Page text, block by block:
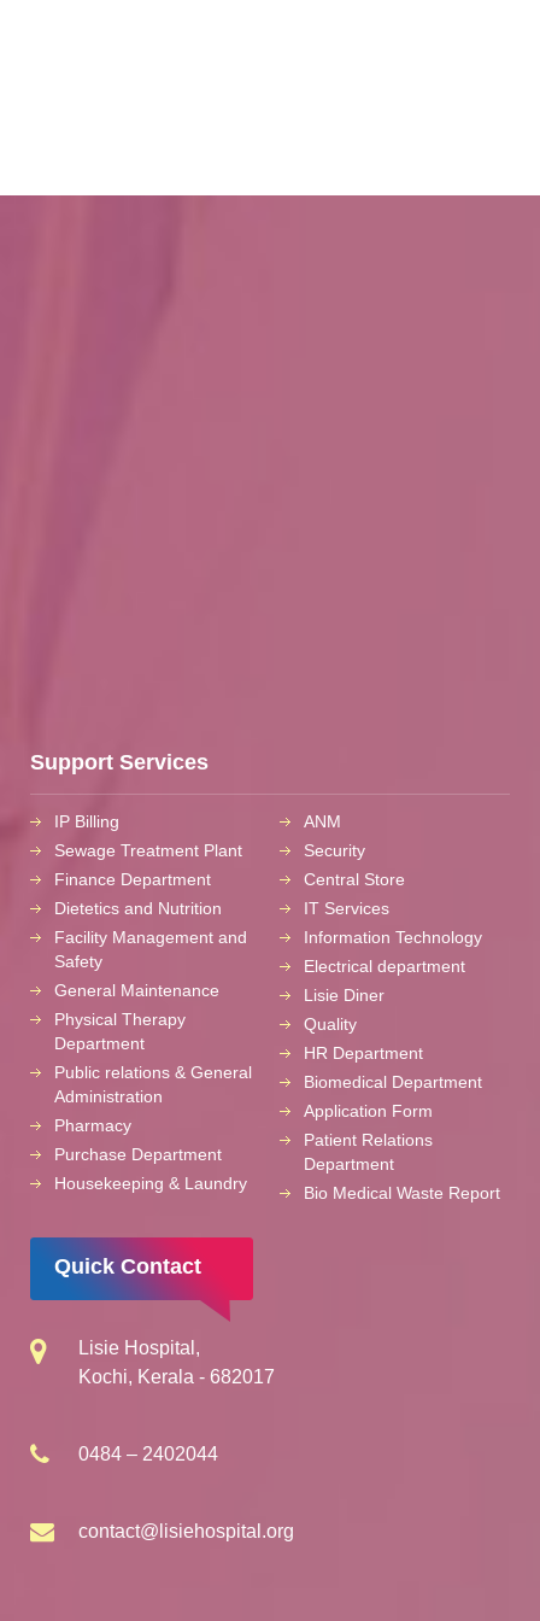
Support Services
IP Billing
Sewage Treatment Plant
Finance Department
Dietetics and Nutrition
Facility Management and
Safety
General Maintenance
Physical Therapy
Department
Public relations & General
Administration
Pharmacy
Purchase Department
Housekeeping & Laundry
ANM
Security
Central Store
IT Services
Information Technology
Electrical department
Lisie Diner
Quality
HR Department
Biomedical Department
Application Form
Patient Relations
Department
Bio Medical Waste Report
Quick Contact
Lisie Hospital,
Kochi, Kerala - 682017
0484 – 2402044
contact@lisiehospital.org